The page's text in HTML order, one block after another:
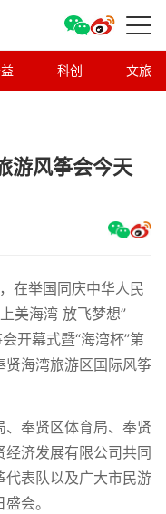
科创 文旅
游风筝会今天
在举国同庆中华人民
美海湾 放飞梦想”
开幕式暨“海湾杯”第
贤海湾旅游区国际风筝
奉贤区体育局、奉贤
济发展有限公司共同
代表队以及广大市民游
会。